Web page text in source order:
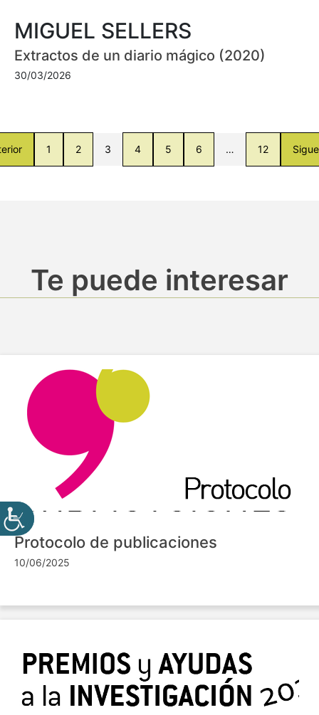
MIGUEL SELLERS
Extractos de un diario mágico (2020)
30/03/2026
1 2 3 4 5 6 … 12
Te puede interesar
Protocolo de publicaciones
10/06/2025